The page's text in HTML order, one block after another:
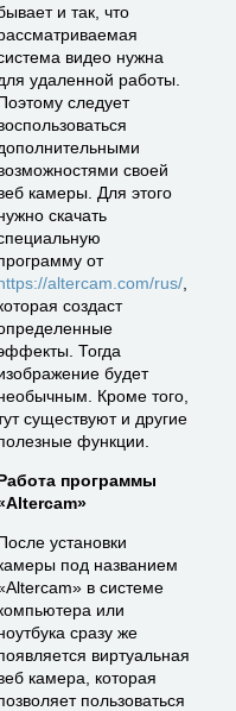
и так, что
видео нужна
удаленной работы.
следует
своей
камеры. Для этого
скачать
от
altercam.com/rus/
создаст
Тогда
будет
Кроме того,
существуют и другие
функции.
программы
установки
под названием
в системе
или
сразу же
виртуальная
камера, которая
пользоваться